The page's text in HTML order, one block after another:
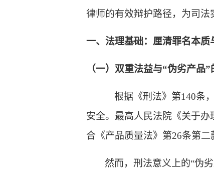
律师的有效辩护路径，为司法
一、法理基础：厘清罪名本质
（一）双重法益与“伪劣产品”
根据《刑法》第140条
安全。最高人民法院《关于
合《产品质量法》第26条第
然而，刑法意义上的“伪